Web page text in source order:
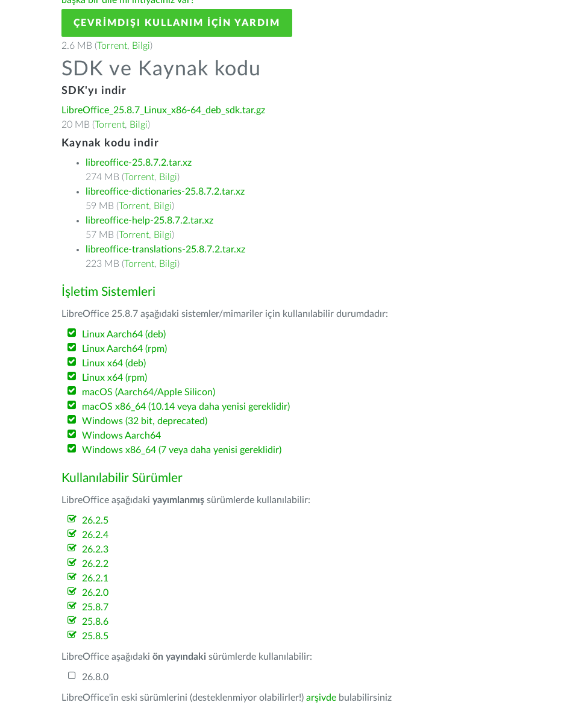
ÇEVRIMDIŞI KULLANIM IÇIN YARDIM
2.6 MB (Torrent, Bilgi)
SDK ve Kaynak kodu
SDK'yı indir
LibreOffice_25.8.7_Linux_x86-64_deb_sdk.tar.gz
20 MB (Torrent, Bilgi)
Kaynak kodu indir
libreoffice-25.8.7.2.tar.xz
274 MB (Torrent, Bilgi)
libreoffice-dictionaries-25.8.7.2.tar.xz
59 MB (Torrent, Bilgi)
libreoffice-help-25.8.7.2.tar.xz
57 MB (Torrent, Bilgi)
libreoffice-translations-25.8.7.2.tar.xz
223 MB (Torrent, Bilgi)
İşletim Sistemleri
LibreOffice 25.8.7 aşağıdaki sistemler/mimariler için kullanılabilir durumdadır:
Linux Aarch64 (deb)
Linux Aarch64 (rpm)
Linux x64 (deb)
Linux x64 (rpm)
macOS (Aarch64/Apple Silicon)
macOS x86_64 (10.14 veya daha yenisi gereklidir)
Windows (32 bit, deprecated)
Windows Aarch64
Windows x86_64 (7 veya daha yenisi gereklidir)
Kullanılabilir Sürümler
LibreOffice aşağıdaki yayımlanmış sürümlerde kullanılabilir:
26.2.5
26.2.4
26.2.3
26.2.2
26.2.1
26.2.0
25.8.7
25.8.6
25.8.5
LibreOffice aşağıdaki ön yayındaki sürümlerde kullanılabilir:
26.8.0
LibreOffice'in eski sürümlerini (desteklenmiyor olabilirler!) arşivde bulabilirsiniz